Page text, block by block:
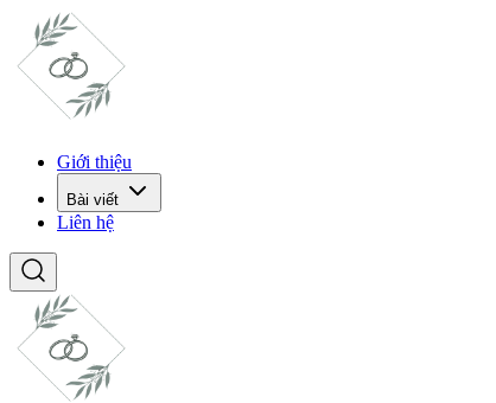
Giới thiệu
Bài viết
Liên hệ